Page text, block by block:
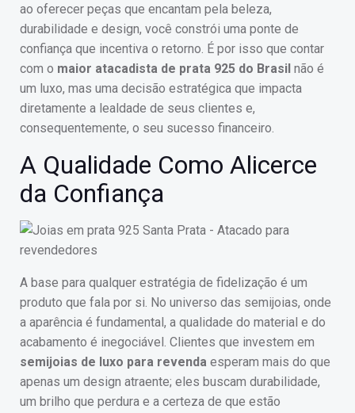
ao oferecer peças que encantam pela beleza,
durabilidade e design, você constrói uma ponte de
confiança que incentiva o retorno. É por isso que contar
com o maior atacadista de prata 925 do Brasil não é
um luxo, mas uma decisão estratégica que impacta
diretamente a lealdade de seus clientes e,
consequentemente, o seu sucesso financeiro.
A Qualidade Como Alicerce
da Confiança
A base para qualquer estratégia de fidelização é um
produto que fala por si. No universo das semijoias, onde
a aparência é fundamental, a qualidade do material e do
acabamento é inegociável. Clientes que investem em
semijoias de luxo para revenda esperam mais do que
apenas um design atraente; eles buscam durabilidade,
um brilho que perdura e a certeza de que estão